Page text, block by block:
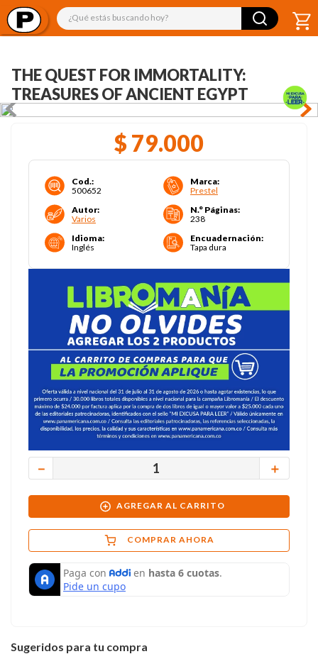
¿Qué estás buscando hoy?
THE QUEST FOR IMMORTALITY:
TREASURES OF ANCIENT EGYPT
$ 79.000
Cod.:
500652
Marca:
Prestel
Autor:
Varios
N.° Páginas:
238
Idioma:
Inglés
Encuadernación:
Tapa dura
＋
－
AGREGAR AL CARRITO
COMPRAR AHORA
Sugeridos para tu compra